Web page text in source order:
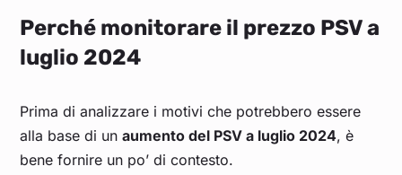
Perché monitorare il prezzo PSV a
luglio 2024
Prima di analizzare i motivi che potrebbero essere
alla base di unaumento del PSV a luglio 2024, è
bene fornire un po’ di contesto.